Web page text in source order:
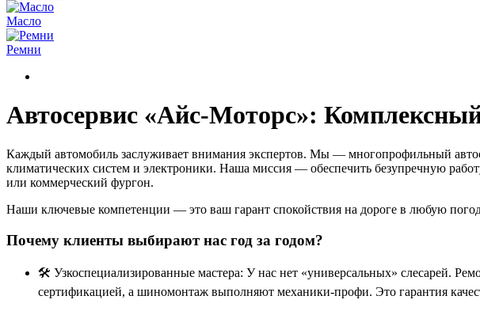
Масло
Ремни
Автосервис «Айс-Моторс»:
Каждый автомобиль заслуживает внимания экспертов. Мы — многопрофильный
климатических систем и электроники. Наша миссия — обеспечить безупречную
или коммерческий фургон.
Наши ключевые компетенции — это ваш гарант спокойствия на дороге в любую
Почему клиенты выбирают нас год за годом?
🛠️ Узкоспециализированные мастера: У нас нет «универсальных» слесарей.
сертификацией, а шиномонтаж выполняют механики-профи. Это гарантия